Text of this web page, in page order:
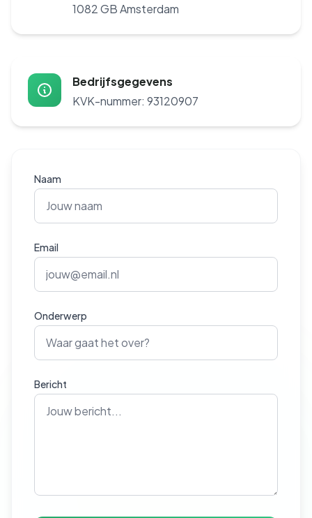
1082 GB Amsterdam
Bedrijfsgegevens
KVK-nummer: 93120907
Naam
Email
Onderwerp
Bericht